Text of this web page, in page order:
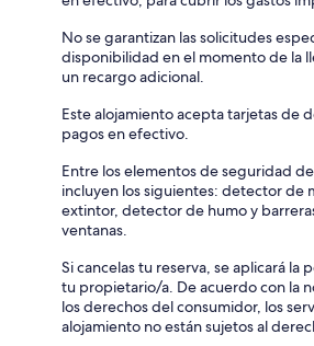
No se garantizan las solicitudes
disponibilidad en el momento de la
un recargo adicional.
Este alojamiento acepta tarjetas de
pagos en efectivo.
Entre los elementos de seguridad
incluyen los siguientes: detector de
extintor, detector de humo y
ventanas.
Si cancelas tu reserva, se aplicará la
tu propietario/a. De acuerdo con la
los derechos del consumidor, los
alojamiento no están sujetos al